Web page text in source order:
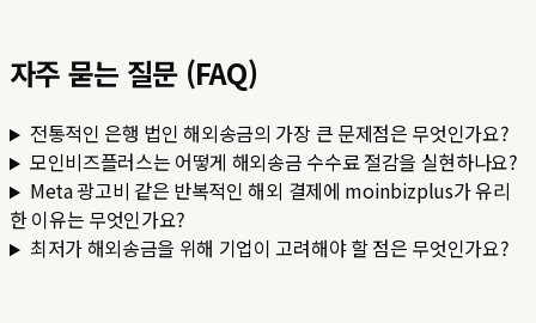
자주 묻는 질문 (FAQ)
전통적인 은행 법인 해외송금의 가장 큰 문제점은 무엇인가요?
모인비즈플러스는 어떻게 해외송금 수수료 절감을 실현하나요?
Meta 광고비 같은 반복적인 해외 결제에 moinbizplus가 유리
한 이유는 무엇인가요?
최저가 해외송금을 위해 기업이 고려해야 할 점은 무엇인가요?